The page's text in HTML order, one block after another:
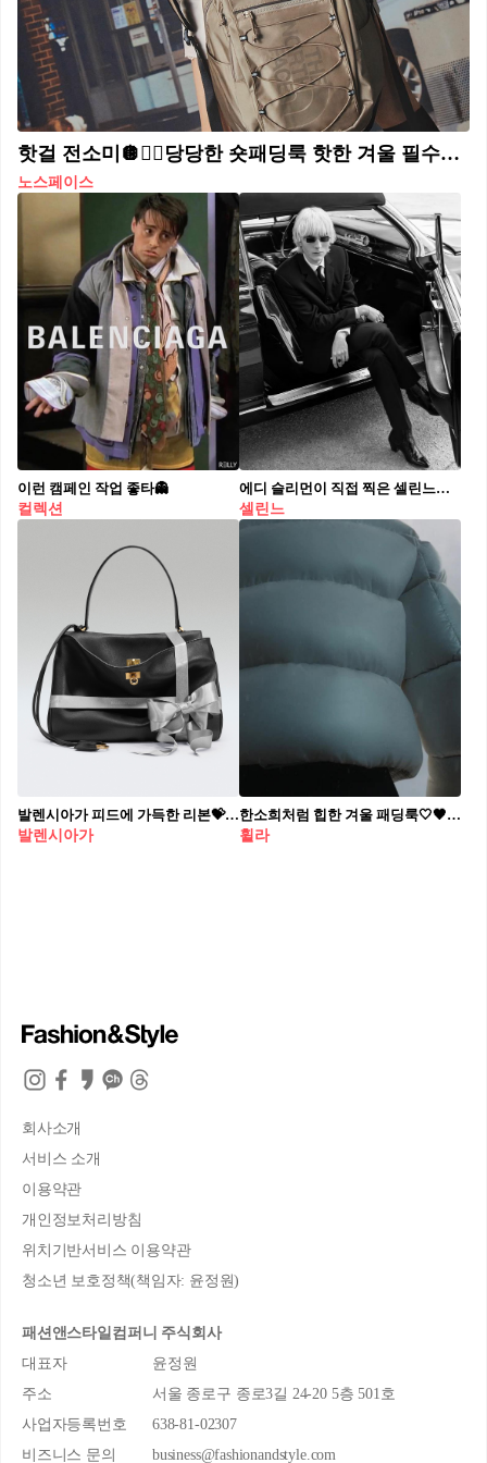
핫걸 전소미🪩❤️‍🔥당당한 숏패딩룩 핫한 겨울 필수템 노스페이스 화이트라벨 패딩🖤🤍 #광고 노스페이스의 라이프스타일 컬렉션 화이트라벨이 브랜드 뮤즈 전소미와 함께한 화이트라벨 23FW 컬렉션 화보를 공개했습니다. 히말라야 산맥의 산봉우리 이름(Nuptse)에서 명명한 눕시 자켓은 1992년 출시 후 30년 넘게 전세계적으로 사랑받고 있는 노스페이스의 시그니처 헤리티지 아이템인데요. 이번 23FW에서는 유니크한 스타일링을 위해 더 짧게 돌아온 숏눕시로 업그레이드 되어 많은 기대를 자아내고 있습니다. 활동성은 물론 스타일까지 완벽한 겨울 아이템들을 지금 바로 노스페이스 화이트라벨에서 만나보세요.
노스페이스
이런 캠페인 작업 좋타👻
컬렉션
에디 슬리먼이 직접 찍은 셀린느📸 셀린느의 2024년 겨울 남성 컬렉션의 영상이 공개되었습니다. 과거 카우보이와 재봉사 패션을 모티프로 한 이번 컬렉션의 영상은 셀린느의 아티스틱 디렉터인 에디 슬리먼이 직접 촬영했는데요. 전반적으로 흑백의 분위기 속에서 돋보이는 프록코트와 쓰리 버튼 수트, 조끼 등 셀린느의 럭셔리한 남성 컬렉션 제품을 슬라이드로 확인하세요.✅🤵🏻‍♂️ 사진: 셀린느
셀린느
발렌시아가 피드에 가득한 리본💝 사랑스럽고 반짝이게 만들어줄 홀리데이 선물 컬렉션💎✨ 최근 발렌시아가가 홀리데이 시즌을 맞아 선물 컬렉션을 선보였는데요. 리본이 가득한 이번 홀리데이 리본 컬렉션은 마치 선물 상자를 꾸민 듯한 느낌으로, 실버 새틴 리본이 백과 슈즈, 향수까지 감아 연말 특유의 화려함을 담아냈습니다. 특히 크리스탈 보석 디테일이 돋보이는 로데오 백과 나이프 펌프스는 반짝이는 스톤 장식들이 촘촘히 박혀 다채롭게 빛나며, 홀리데이 룩에 화려한 포인트를 더해주죠. 선물용으로도, 연말 파티 룩으로도 완벽한 이번 컬렉션을 함께 살펴봅시다.
발렌시아가
한소희처럼 힙한 겨울 패딩룩🤍🖤​ 올해도 핫한 휠라 시그니처 밀라노다운❄️트렌디한 광택감 #광고​ ​ 휠라(FILA)가 글로벌 앰버서더 한소희와 함께한 윈터 시즌 '밀라노다운 컬렉션'을 선보였습니다. '밀라노다운 컬렉션'은 지난해 첫 선을 보인 후 휠라의 윈터 시그니처 아이템으로 자리 잡았는데요. ​ ​ 올해는 프리미엄 구스다운 충전재로 경량성과 보온성을 한층 더 업그레이드 시켰으며, 볼륨감 넘치는 실루엣과 글로시 소재로 은은하고 고급스러운 광택감 역시 포인트입니다. 특히 이번 캠페인 영상에는 거대한 크기의 '자이언트 한소희'가 밀라노다운을 입고 미지의 도시에 등장, 상상력을 자극하는 판타지 가득한 스토리로 눈길을 사로잡았습니다. ​ ​ 밀라노다운 컬렉션과 캠페인 영상은 휠라 공식 온라인 스토어와 SNS, 전국 휠라 매장 등 다양한 채널을 통해 확인하실 수 있습니다. ​
휠라
회사소개
서비스 소개
이용약관
개인정보처리방침
위치기반서비스 이용약관
청소년 보호정책(책임자: 윤정원)
패션앤스타일컴퍼니 주식회사
대표자
윤정원
주소
서울 종로구 종로3길 24-20 5층 501호
사업자등록번호
638-81-02307
비즈니스 문의
business@fashionandstyle.com